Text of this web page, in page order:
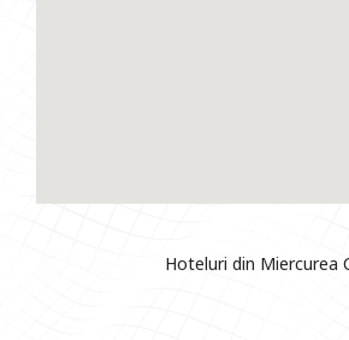
Hoteluri din Miercurea